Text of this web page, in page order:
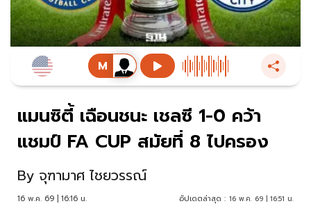
แมนซิตี้ เฉือนชนะ เชลซี 1-0 คว้า
แชมป์ FA CUP สมัยที่ 8 ไปครอง
By จุฑามาศ ไชยวรรณ์
16 พ.ค. 69 | 16:16 น. อัปเดตล่าสุด : 16 พ.ค. 69 | 16:51 น.